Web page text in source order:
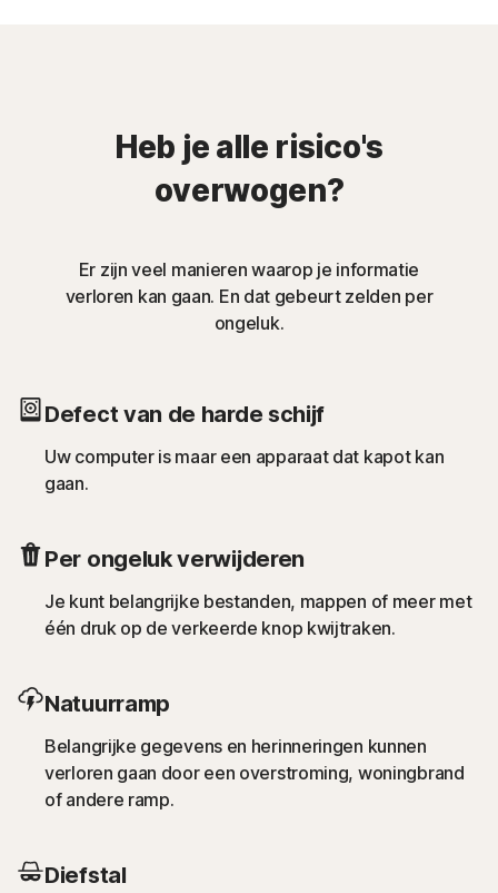
Heb je alle risico's
overwogen?
Er zijn veel manieren waarop je informatie
verloren kan gaan. En dat gebeurt zelden per
ongeluk.
Defect van de harde schijf
Uw computer is maar een apparaat dat kapot kan
gaan.
Per ongeluk verwijderen
Je kunt belangrijke bestanden, mappen of meer met
één druk op de verkeerde knop kwijtraken.
Natuurramp
Belangrijke gegevens en herinneringen kunnen
verloren gaan door een overstroming, woningbrand
of andere ramp.
Diefstal